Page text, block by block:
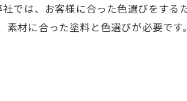
では、お客様に合った色選びをす
材に合った塗料と色選びが必要です。